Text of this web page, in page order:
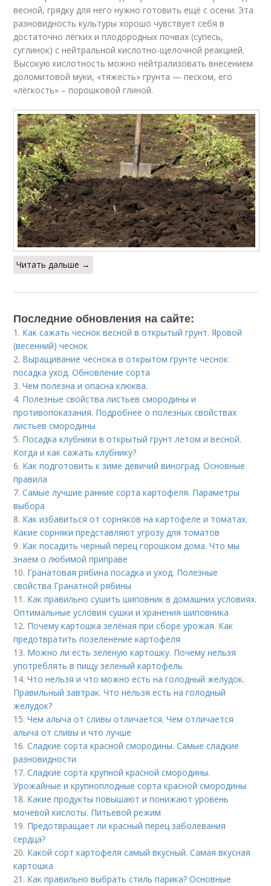
весной, грядку для него нужно готовить ещё с осени. Эта
разновидность культуры хорошо чувствует себя в
достаточно лёгких и плодородных почвах (супесь,
суглинок) с нейтральной кислотно-щелочной реакцией.
Высокую кислотность можно нейтрализовать внесением
доломитовой муки, «тяжесть» грунта — песком, его
«лёгкость» – порошковой глиной.
Читать дальше →
Последние обновления на сайте:
1. Как сажать чеснок весной в открытый грунт. Яровой
(весенний) чеснок
2. Выращивание чеснока в открытом грунте чеснок
посадка уход. Обновление сорта
3.Чем полезна и опасна клюква.
4. Полезные свойства листьев смородины и
противопоказания. Подробнее о полезных свойствах
листьев смородины
5. Посадка клубники в открытый грунт летом и весной.
Когда и как сажать клубнику?
6. Как подготовить к зиме девичий виноград. Основные
правила
7.Самые лучшие ранние сорта картофеля. Параметры
выбора
8. Как избавиться от сорняков на картофеле и томатах.
Какие сорняки представляют угрозу для томатов
9. Как посадить черный перец горошком дома. Что мы
знаем о любимой приправе
10. Гранатовая рябина посадка и уход. Полезные
свойства Гранатной рябины
11. Как правильно сушить шиповник в домашних условиях.
Оптимальные условия сушки и хранения шиповника
12. Почему картошка зелёная при сборе урожая. Как
предотвратить позеленение картофеля
13. Можно ли есть зеленую картошку. Почему нельзя
употреблять в пищу зеленый картофель
14.Что нельзя и что можно есть на голодный желудок.
Правильный завтрак. Что нельзя есть на голодный
желудок?
15.Чем алыча от сливы отличается. Чем отличается
алыча от сливы и что лучше
16.Сладкие сорта красной смородины. Самые сладкие
разновидности
17.Сладкие сорта крупной красной смородины.
Урожайные и крупноплодные сорта красной смородины
18. Какие продукты повышают и понижают уровень
мочевой кислоты. Питьевой режим
19. Предотвращает ли красный перец заболевания
сердца?
20. Какой сорт картофеля самый вкусный. Самая вкусная
картошка
21. Как правильно выбрать стиль парика? Основные